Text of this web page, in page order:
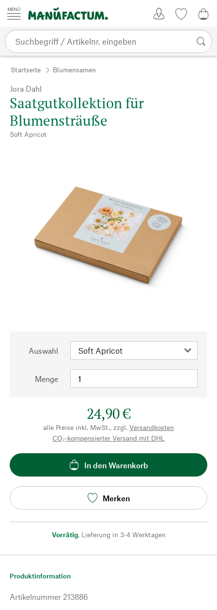
Zum Inhalt springen
Startseite Blumensamen
Jora Dahl
Saatgutkollektion für
Blumensträuße
Soft Apricot
Auswahl
Menge
24,90 €
alle Preise inkl. MwSt., zzgl. Versandkosten
CO₂-kompensierter Versand mit DHL
In den Warenkorb
Merken
Vorrätig, Lieferung in 3-4 Werktagen
Produktinformation
Artikelnummer 213886